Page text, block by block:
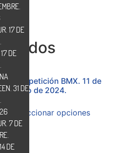
Competición BMX. 11 de
mayo de 2024.
Seleccionar opciones
17 DE
DE
31 DE
7 DE
DE